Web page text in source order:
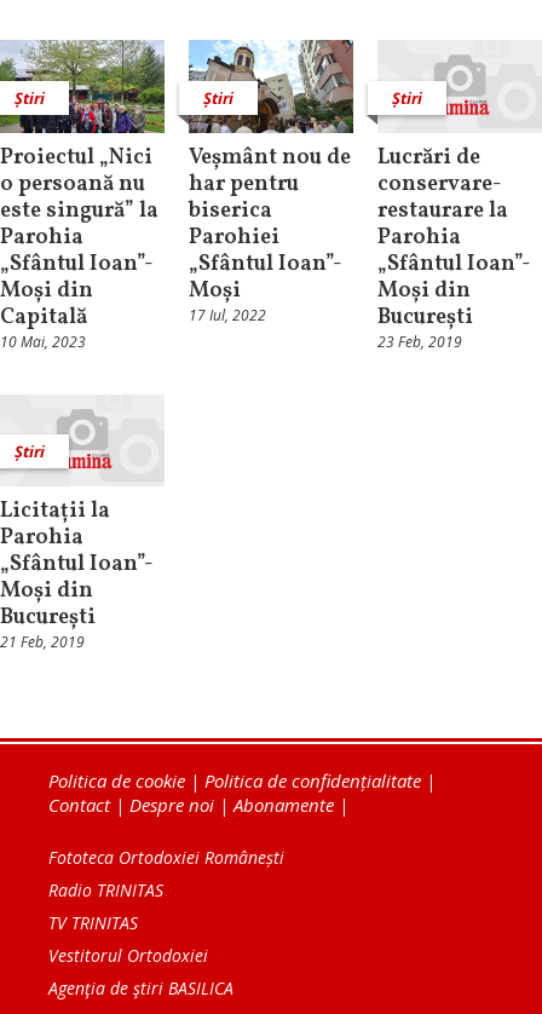
Știri
Proiectul „Nici
o persoană nu
este singură” la
Parohia
„Sfântul Ioan”-
Moși din
Capitală
10 Mai, 2023
Știri
Veșmânt nou de
har pentru
biserica
Parohiei
„Sfântul Ioan”-
Moși
17 Iul, 2022
Știri
Lucrări de
conservare-
restaurare la
Parohia
„Sfântul Ioan”-
Moși din
București
23 Feb, 2019
Știri
Licitații la
Parohia
„Sfântul Ioan”-
Moși din
București
21 Feb, 2019
Politica de cookie | Politica de confidențialitate |
Contact| Despre noi |Abonamente |
Fototeca Ortodoxiei Românești
Radio TRINITAS
TV TRINITAS
Vestitorul Ortodoxiei
Agenţia de ştiri BASILICA